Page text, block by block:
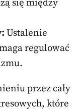
się między
Ustalenie
regulować
przez cały
które